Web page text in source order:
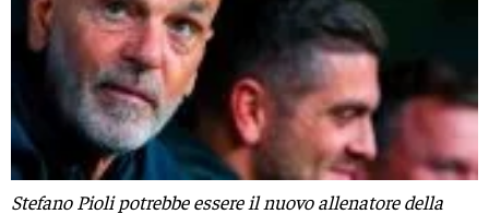
Stefano Pioli potrebbe essere il nuovo allenatore della